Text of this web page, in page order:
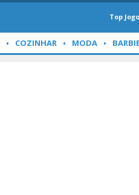
Top
COZINHAR MODA